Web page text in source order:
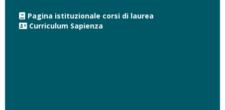
Pagina istituzionale corsi di laurea
Curriculum Sapienza